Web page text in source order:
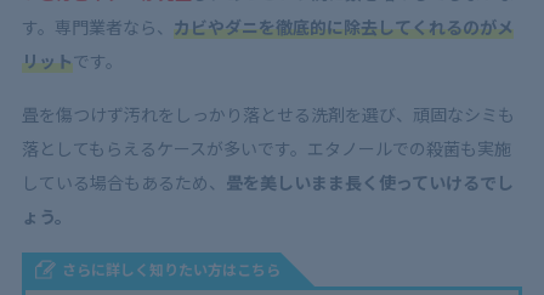
す。専門業者なら、 カビやダニを徹底的に除去してくれるのがメ
リットです。
畳を傷つけず汚れをしっかり落とせる洗剤を選び、頑固なシミも
落としてもらえるケースが多いです。エタノールでの殺菌も実施
している場合もあるため、 畳を美しいまま長く使っていけるでし
ょう。
さらに詳しく知りたい方はこちら